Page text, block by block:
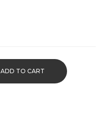
ADD TO CART